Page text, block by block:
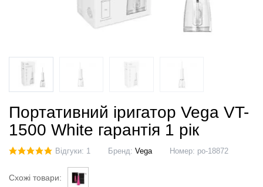
Портативний іригатор Vega VT-
1500 White гарантія 1 рік
Відгуки: 1 Бренд: Vega Номер: po-18872
Схожі товари: